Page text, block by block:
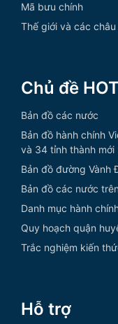
Mã bưu chính
Thế giới và các châu
Chủ đề HOT
Bản đồ các nước
Bản đồ hành chính
và 34 tỉnh thành mới
Bản đồ đường Vành
Bản đồ các nước
Danh mục hành
Quy hoạch quận
Trắc nghiệm kiến
Hỗ trợ